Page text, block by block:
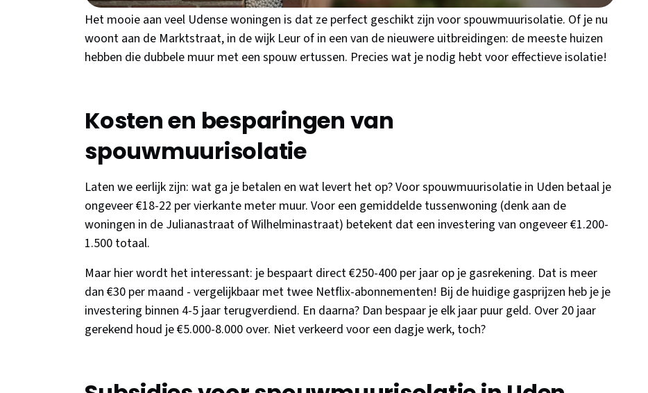
Het mooie aan veel Udense woningen is dat ze perfect geschikt zijn voor spouwmuurisolatie. Of je nu
woont aan de Marktstraat, in de wijk Leur of in een van de nieuwere uitbreidingen: de meeste huizen
hebben die dubbele muur met een spouw ertussen. Precies wat je nodig hebt voor effectieve isolatie!
Kosten en besparingen van
spouwmuurisolatie
Laten we eerlijk zijn: wat ga je betalen en wat levert het op? Voor spouwmuurisolatie in Uden betaal je
ongeveer €18-22 per vierkante meter muur. Voor een gemiddelde tussenwoning (denk aan de
woningen in de Julianastraat of Wilhelminastraat) betekent dat een investering van ongeveer €1.200-
1.500 totaal.
Maar hier wordt het interessant: je bespaart direct €250-400 per jaar op je gasrekening. Dat is meer
dan €30 per maand - vergelijkbaar met twee Netflix-abonnementen! Bij de huidige gasprijzen heb je je
investering binnen 4-5 jaar terugverdiend. En daarna? Dan bespaar je elk jaar puur geld. Over 20 jaar
gerekend houd je €5.000-8.000 over. Niet verkeerd voor een dagje werk, toch?